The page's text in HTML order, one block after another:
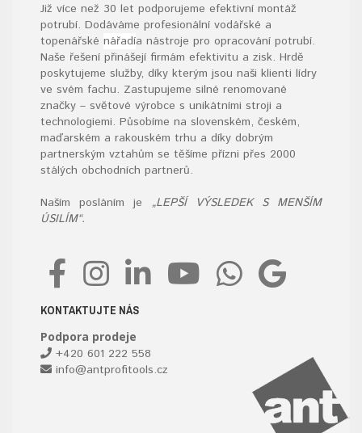
Již více než 30 let podporujeme efektivní montáž
potrubí. Dodáváme profesionální vodářské a
topenářské nářadía nástroje pro opracování potrubí.
Naše řešení přinášejí firmám efektivitu a zisk. Hrdě
poskytujeme služby, díky kterým jsou naši klienti lídry
ve svém fachu. Zastupujeme silné renomované
značky – světové výrobce s unikátními stroji a
technologiemi. Působíme na slovenském, českém,
maďarském a rakouském trhu a díky dobrým
partnerským vztahům se těšíme přízni přes 2000
stálých obchodních partnerů.
Naším posláním je „LEPŠÍ VÝSLEDEK S MENŠÍM
ÚSILÍM“.
KONTAKTUJTE NÁS
Podpora prodeje
+420 601 222 558
info@antprofitools.cz